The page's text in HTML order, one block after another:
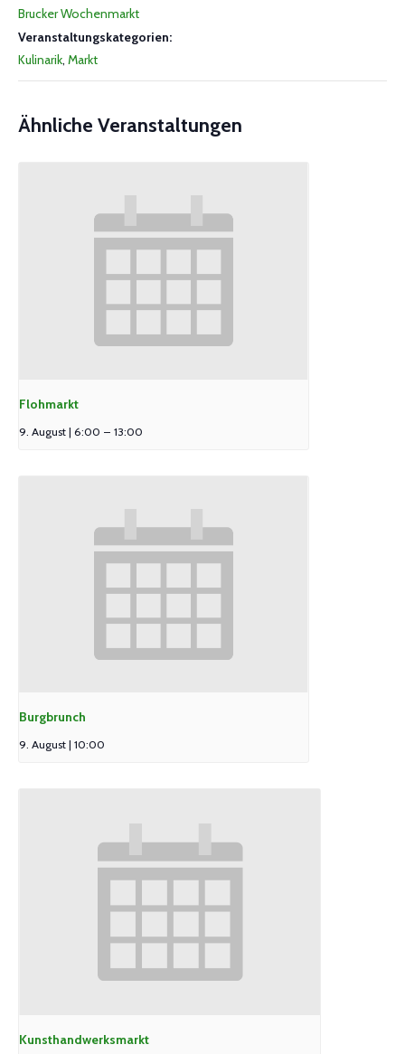
Brucker Wochenmarkt
Veranstaltungskategorien:
Kulinarik, Markt
Ähnliche Veranstaltungen
Flohmarkt
9. August | 6:00 – 13:00
Burgbrunch
9. August | 10:00
Kunsthandwerksmarkt